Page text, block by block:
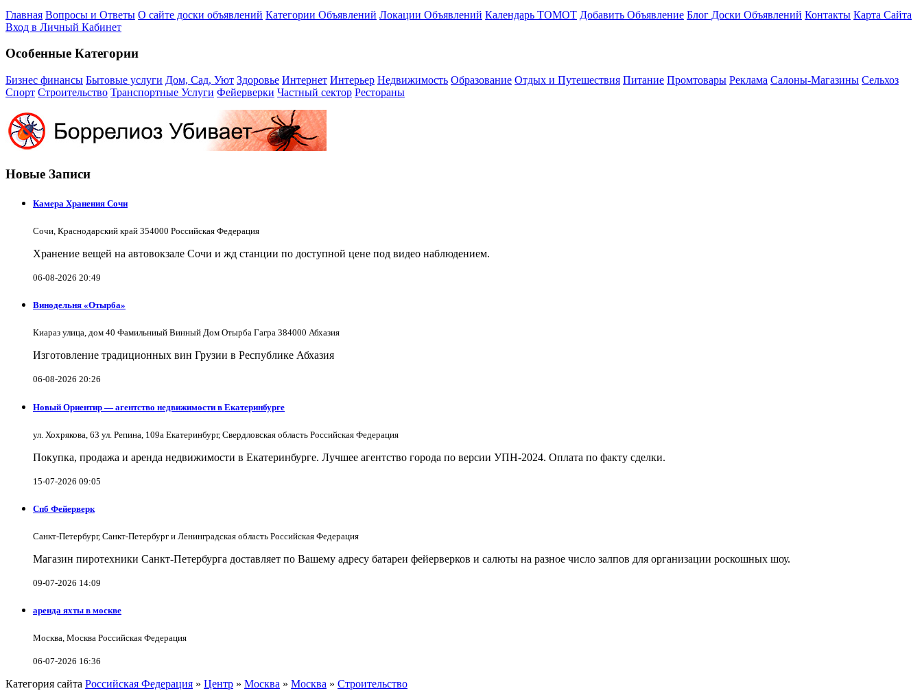
Главная Вопросы и Ответы О сайте доски объявлений Категории Объявлений Локации Объявлений Календарь ТОМОТ Добавить Объявление Блог Доски Объявлений Контакты Карта Сайта
Вход в Личный Кабинет
Особенные Категории
Бизнес финансы Бытовые услуги Дом, Сад, Уют Здоровье Интернет Интерьер Недвижимость Образование Отдых и Путешествия Питание Промтовары Реклама Салоны-Магазины Сельхоз
Спорт Строительство Транспортные Услуги Фейерверки Частный сектор Рестораны
Новые Записи
Камера Хранения Сочи
Сочи, Краснодарский край 354000 Российская Федерация
Хранение вещей на автовокзале Сочи и жд станции по доступной цене под видео наблюдением.
06-08-2026 20:49
Винодельня «Отырба»
Киараз улица, дом 40 Фамильниый Винный Дом Отырба Гагра 384000 Абхазия
Изготовление традиционных вин Грузии в Республике Абхазия
06-08-2026 20:26
Новый Ориентир — агентство недвижимости в Екатеринбурге
ул. Хохрякова, 63 ул. Репина, 109a Екатеринбург, Свердловская область Российская Федерация
Покупка, продажа и аренда недвижимости в Екатеринбурге. Лучшее агентство города по версии УПН-2024. Оплата по факту сделки.
15-07-2026 09:05
Спб Фейерверк
Санкт-Петербург, Санкт-Петербург и Ленинградская область Российская Федерация
Магазин пиротехники Санкт-Петербурга доставляет по Вашему адресу батареи фейерверков и салюты на разное число залпов для организации роскошных шоу.
09-07-2026 14:09
аренда яхты в москве
Москва, Москва Российская Федерация
06-07-2026 16:36
Категория сайта Российская Федерация » Центр » Москва » Москва » Строительство